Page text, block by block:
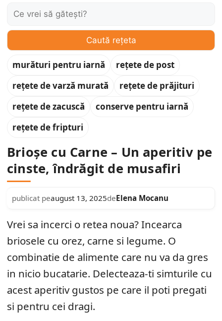
Caută:
Caută rețeta
murături pentru iarnă
rețete de post
rețete de varză murată
rețete de prăjituri
rețete de zacuscă
conserve pentru iarnă
rețete de fripturi
Brioșe cu Carne – Un aperitiv pe
cinste, îndrăgit de musafiri
publicat peaugust 13, 2025deElena Mocanu
Vrei sa incerci o retea noua? Incearca
briosele cu orez, carne si legume. O
combinatie de alimente care nu va da gres
in nicio bucatarie. Delecteaza-ti simturile cu
acest aperitiv gustos pe care il poti pregati
si pentru cei dragi.